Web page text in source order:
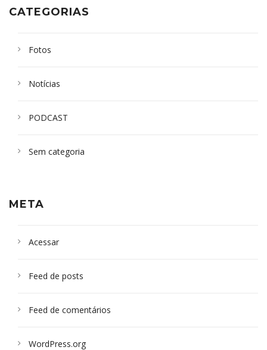
CATEGORIAS
Fotos
Notícias
PODCAST
Sem categoria
META
Acessar
Feed de posts
Feed de comentários
WordPress.org